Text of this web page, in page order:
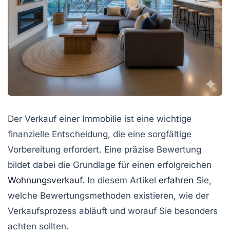
Der Verkauf einer Immobilie ist eine wichtige
finanzielle Entscheidung, die eine sorgfältige
Vorbereitung erfordert. Eine präzise Bewertung
bildet dabei die Grundlage für einen erfolgreichen
Wohnungsverkauf. In diesem Artikel erfahren Sie,
welche Bewertungsmethoden existieren, wie der
Verkaufsprozess abläuft und worauf Sie besonders
achten sollten.